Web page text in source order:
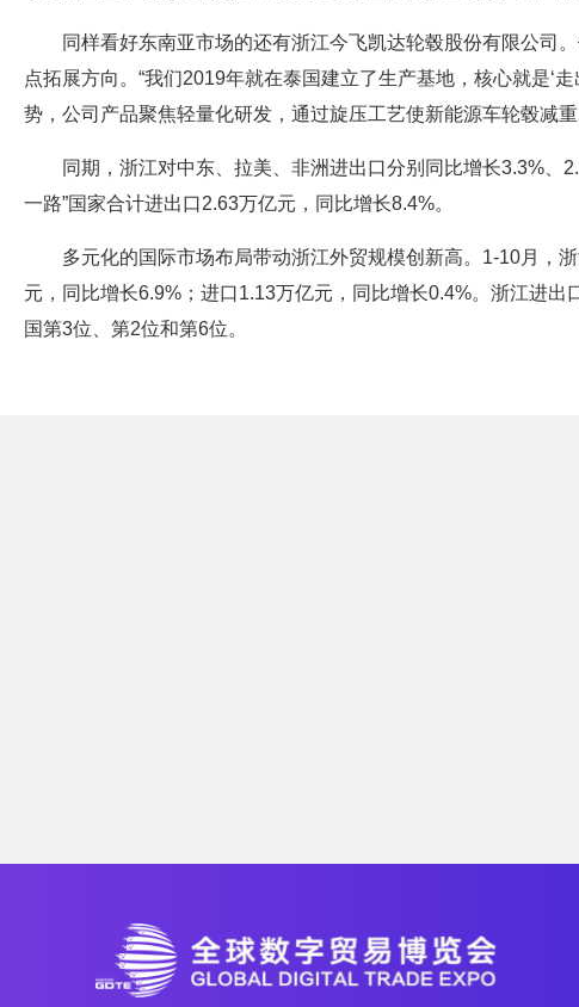
同样看好东南亚市场的还有浙江今飞凯达轮毂股份有限公司
点拓展方向。“我们2019年就在泰国建立了生产基地，核心就是‘
势，公司产品聚焦轻量化研发，通过旋压工艺使新能源车轮毂减
同期，浙江对中东、拉美、非洲进出口分别同比增长3.3%、
一路”国家合计进出口2.63万亿元，同比增长8.4%。
多元化的国际市场布局带动浙江外贸规模创新高。1-10月，
元，同比增长6.9%；进口1.13万亿元，同比增长0.4%。浙江进
国第3位、第2位和第6位。